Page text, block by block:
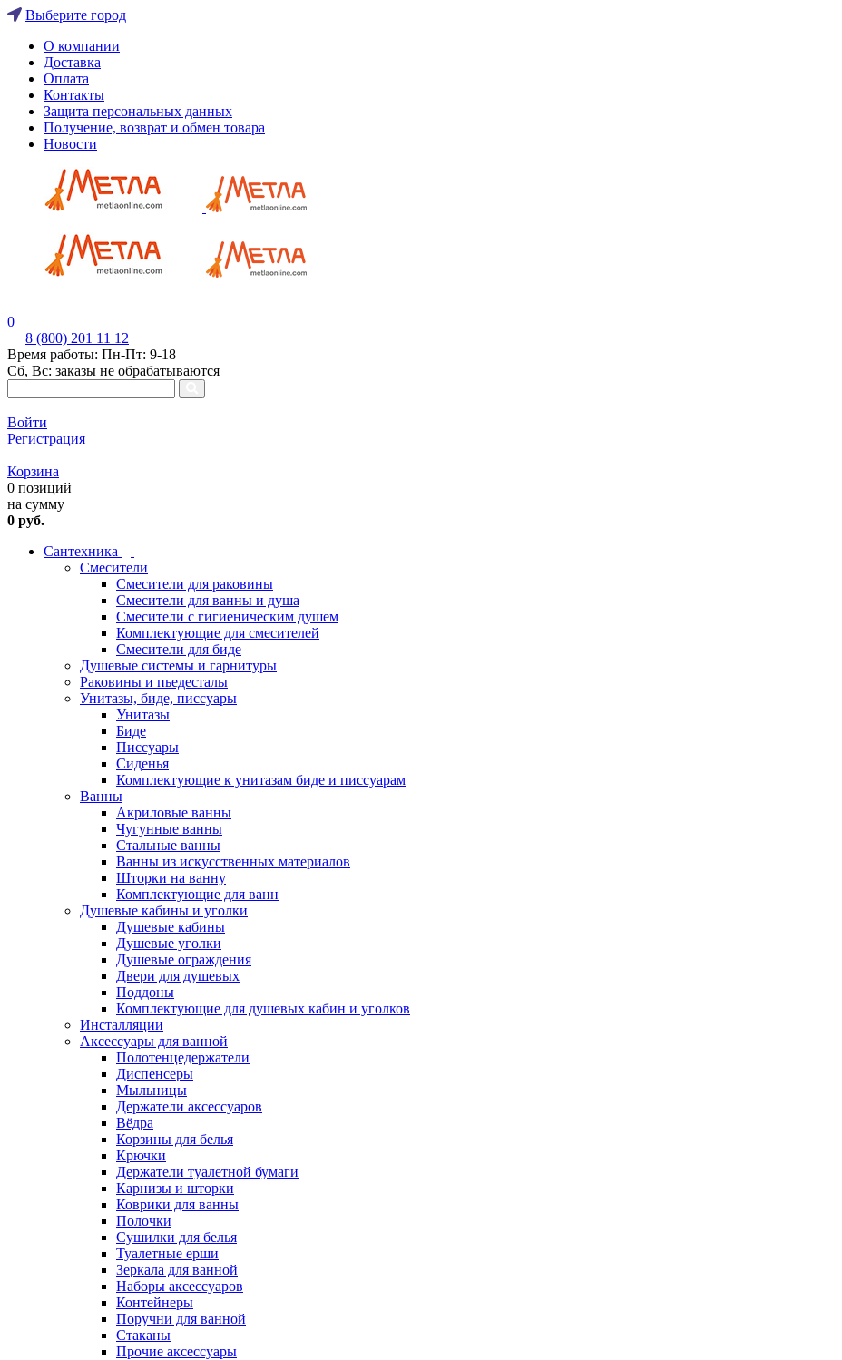
Выберите город
О компании
Доставка
Оплата
Контакты
Защита персональных данных
Получение, возврат и обмен товара
Новости
0
8 (800) 201 11 12
Время работы: Пн-Пт: 9-18
Сб, Вс: заказы не обрабатываются
Войти
Регистрация
Корзина
0 позиций
на сумму
0 руб.
Сантехника
Смесители
Смесители для раковины
Смесители для ванны и душа
Смесители с гигиеническим душем
Комплектующие для смесителей
Смесители для биде
Душевые системы и гарнитуры
Раковины и пьедесталы
Унитазы, биде, писсуары
Унитазы
Биде
Писсуары
Сиденья
Комплектующие к унитазам биде и писсуарам
Ванны
Акриловые ванны
Чугунные ванны
Стальные ванны
Ванны из искусственных материалов
Шторки на ванну
Комплектующие для ванн
Душевые кабины и уголки
Душевые кабины
Душевые уголки
Душевые ограждения
Двери для душевых
Поддоны
Комплектующие для душевых кабин и уголков
Инсталляции
Аксессуары для ванной
Полотенцедержатели
Диспенсеры
Мыльницы
Держатели аксессуаров
Вёдра
Корзины для белья
Крючки
Держатели туалетной бумаги
Карнизы и шторки
Коврики для ванны
Полочки
Сушилки для белья
Туалетные ерши
Зеркала для ванной
Наборы аксессуаров
Контейнеры
Поручни для ванной
Стаканы
Прочие аксессуары